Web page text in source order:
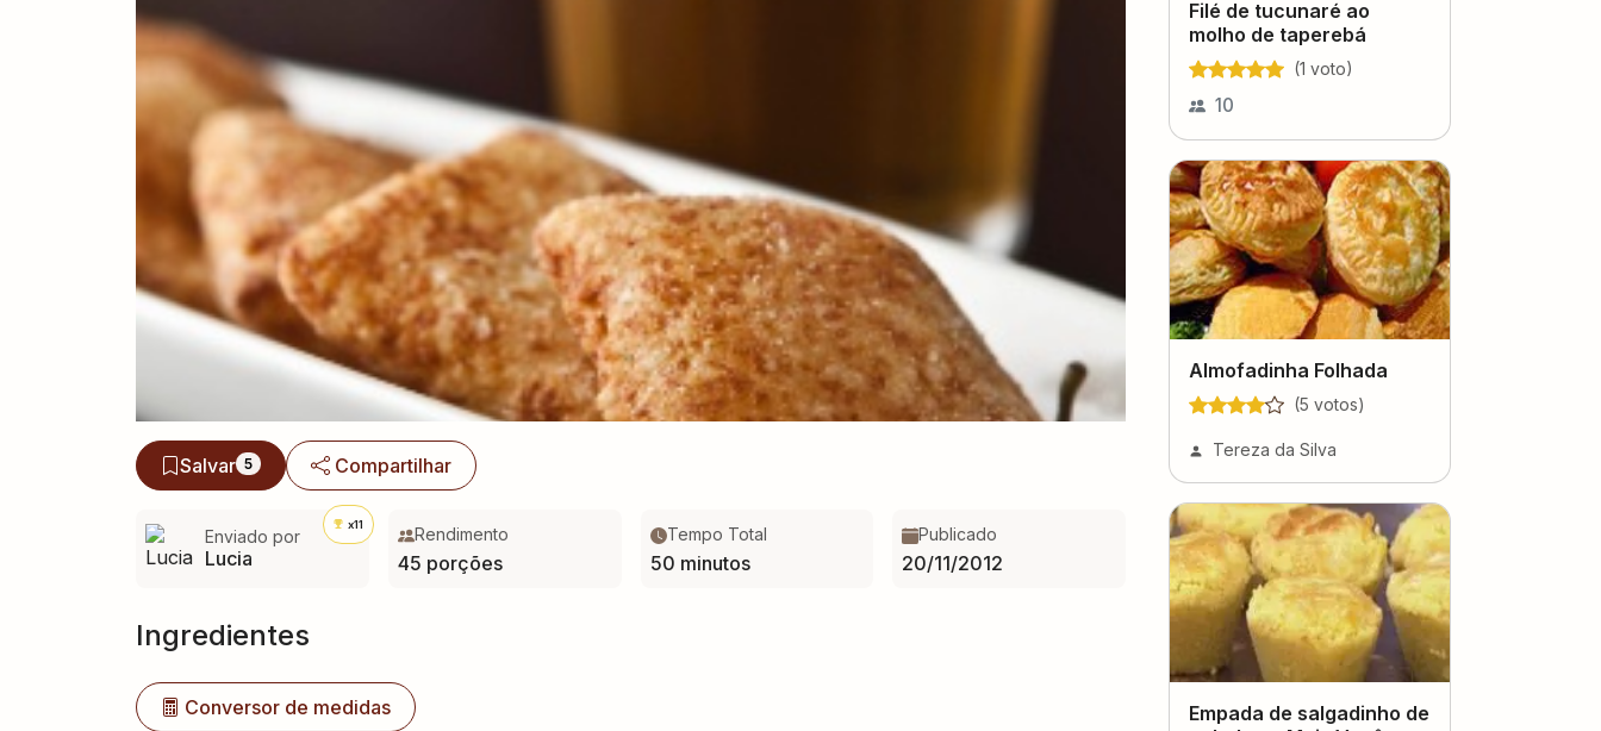
Salvar 5 Compartilhar
Enviado por
Lucia
x11 Rendimento
45 porções
Tempo Total
50 minutos
Publicado
20/11/2012
Ingredientes
Conversor de medidas
Filé de tucunaré ao
molho de taperebá
(1 voto)
10
Almofadinha Folhada
(5 votos)
Tereza da Silva
Empada de salgadinho de